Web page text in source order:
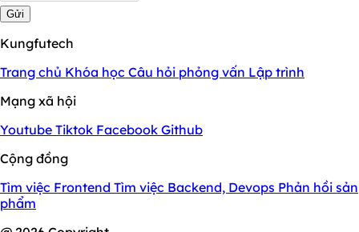
Gửi
Kungfutech
Trang chủ Khóa học Câu hỏi phỏng vấn Lập trình
Mạng xã hội
Youtube Tiktok Facebook Github
Cộng đồng
Tìm việc Frontend Tìm việc Backend, Devops Phản hồi sản
phẩm